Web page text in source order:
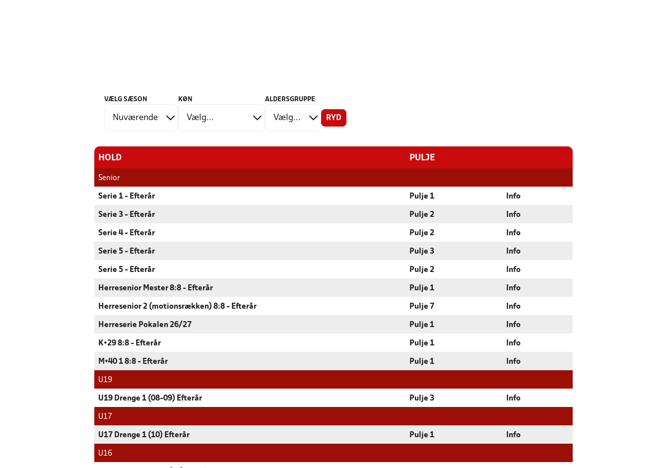
VÆLG SÆSON KØN ALDERSGRUPPE
RYD
HOLD PULJE
Senior
Serie 1 - Efterår Pulje 1 Info
Serie 3 - Efterår Pulje 2 Info
Serie 4 - Efterår Pulje 2 Info
Serie 5 - Efterår Pulje 3 Info
Serie 5 - Efterår Pulje 2 Info
Herresenior Mester 8:8 - Efterår Pulje 1 Info
Herresenior 2 (motionsrækken) 8:8 - Efterår Pulje 7 Info
Herreserie Pokalen 26/27 Pulje 1 Info
K+29 8:8 - Efterår Pulje 1 Info
M+40 1 8:8 - Efterår Pulje 1 Info
U19
U19 Drenge 1 (08-09) Efterår Pulje 3 Info
U17
U17 Drenge 1 (10) Efterår Pulje 1 Info
U16